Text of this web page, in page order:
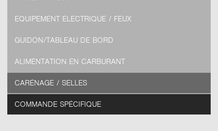
EQUIPEMENT ELECTRIQUE / FEUX
GUIDON/TABLEAU DE BORD
ALIMENTATION EN CARBURANT
CARÉNAGE / SELLES
COMMANDE SPÉCIFIQUE